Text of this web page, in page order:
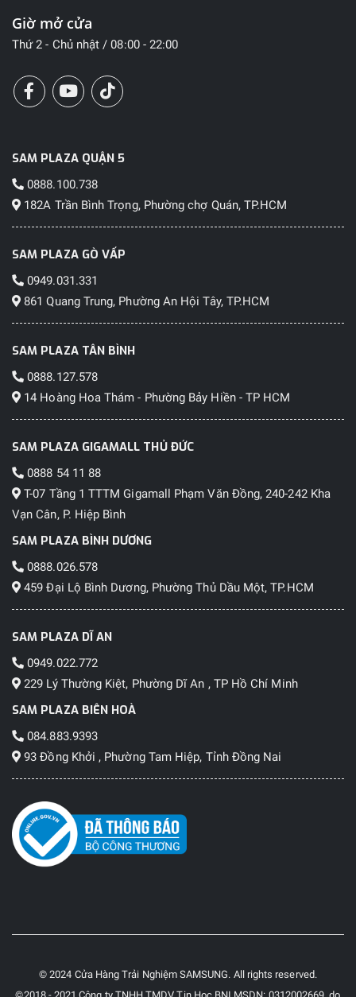
Giờ mở cửa
Thứ 2 - Chủ nhật / 08:00 - 22:00
SAM PLAZA QUẬN 5
0888.100.738
182A Trần Bình Trọng, Phường chợ Quán, TP.HCM
SAM PLAZA GÒ VẤP
0949.031.331
861 Quang Trung, Phường An Hội Tây, TP.HCM
SAM PLAZA TÂN BÌNH
0888.127.578
14 Hoàng Hoa Thám - Phường Bảy Hiền - TP HCM
SAM PLAZA GIGAMALL THỦ ĐỨC
0888 54 11 88
T-07 Tầng 1 TTTM Gigamall Phạm Văn Đồng, 240-242 Kha
Vạn Cân, P. Hiệp Bình
SAM PLAZA BÌNH DƯƠNG
0888.026.578
459 Đại Lộ Bình Dương, Phường Thủ Dầu Một, TP.HCM
SAM PLAZA DĨ AN
0949.022.772
229 Lý Thường Kiệt, Phường Dĩ An , TP Hồ Chí Minh
SAM PLAZA BIÊN HOÀ
084.883.9393
93 Đồng Khởi , Phường Tam Hiệp, Tỉnh Đồng Nai
© 2024 Cửa Hàng Trải Nghiệm SAMSUNG. All rights reserved.